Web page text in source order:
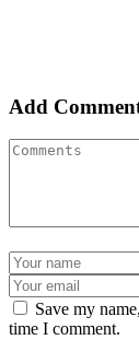
Add
Save my
time I comment.